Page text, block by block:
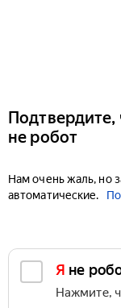
Подтвердите,
не робот
Нам очень жаль, но
автоматические.
Я не
Нажмите,